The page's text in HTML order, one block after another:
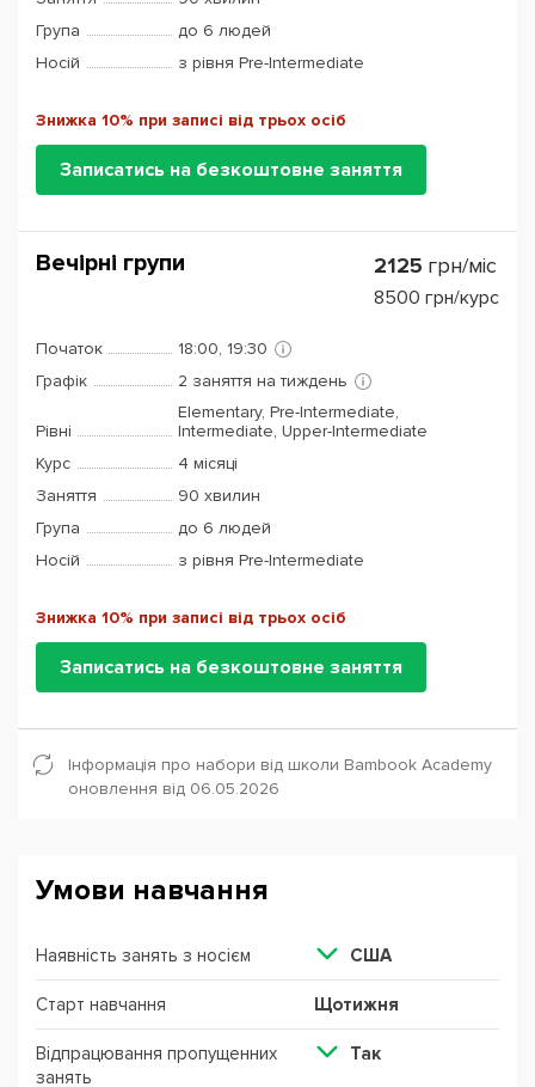
Група
до 6 людей
Носій
з рівня Pre-Intermediate
Знижка 10% при записі від трьох осіб
Записатись на безкоштовне заняття
Вечірні групи 2125 грн/міс
8500 грн/курс
Початок
18:00, 19:30
Графік
2 заняття на тиждень
Рівні
Elementary, Pre-Intermediate,
Intermediate, Upper-Intermediate
Курс
4 місяці
Заняття
90 хвилин
Група
до 6 людей
Носій
з рівня Pre-Intermediate
Знижка 10% при записі від трьох осіб
Записатись на безкоштовне заняття
Інформація про набори від школи Bambook Academy
оновлення від 06.05.2026
Умови навчання
Наявність занять з носієм США
Старт навчання Щотижня
Відпрацювання пропущенних
занять
Так